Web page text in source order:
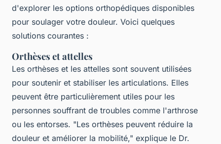
d'explorer les options orthopédiques disponibles
pour soulager votre douleur. Voici quelques
solutions courantes :
Orthèses et attelles
Les orthèses et les attelles sont souvent utilisées
pour soutenir et stabiliser les articulations. Elles
peuvent être particulièrement utiles pour les
personnes souffrant de troubles comme l'arthrose
ou les entorses. "Les orthèses peuvent réduire la
douleur et améliorer la mobilité," explique le Dr.